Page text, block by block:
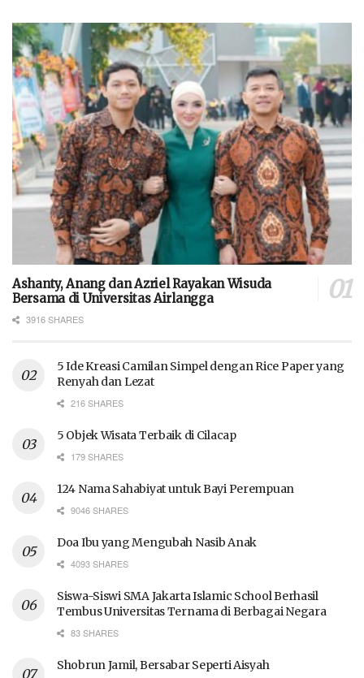
Ashanty, Anang dan Azriel Rayakan Wisuda
Bersama di Universitas Airlangga
3916 SHARES
5 Ide Kreasi Camilan Simpel dengan Rice Paper yang
Renyah dan Lezat
216 SHARES
5 Objek Wisata Terbaik di Cilacap
179 SHARES
124 Nama Sahabiyat untuk Bayi Perempuan
9046 SHARES
Doa Ibu yang Mengubah Nasib Anak
4093 SHARES
Siswa-Siswi SMA Jakarta Islamic School Berhasil
Tembus Universitas Ternama di Berbagai Negara
83 SHARES
Shobrun Jamil, Bersabar Seperti Aisyah